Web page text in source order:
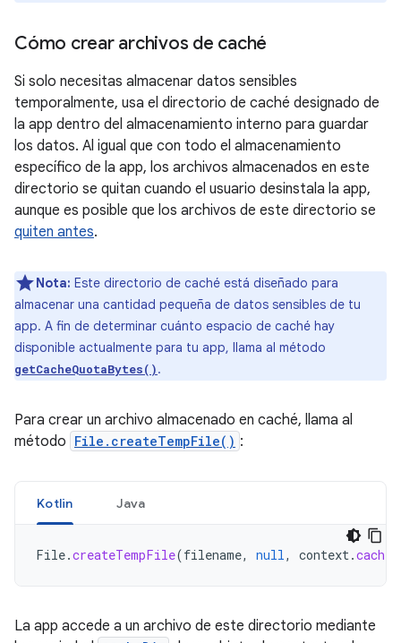
Cómo crear archivos de caché
Si solo necesitas almacenar datos sensibles
temporalmente, usa el directorio de caché designado de
la app dentro del almacenamiento interno para guardar
los datos. Al igual que con todo el almacenamiento
específico de la app, los archivos almacenados en este
directorio se quitan cuando el usuario desinstala la app,
aunque es posible que los archivos de este directorio se
quiten antes.
Nota: Este directorio de caché está diseñado para
almacenar una cantidad pequeña de datos sensibles de tu
app. A fin de determinar cuánto espacio de caché hay
disponible actualmente para tu app, llama al método
getCacheQuotaBytes().
Para crear un archivo almacenado en caché, llama al
método File.createTempFile() :
Kotlin Java
File.createTempFile(filename, null, context.
La app accede a un archivo de este directorio mediante